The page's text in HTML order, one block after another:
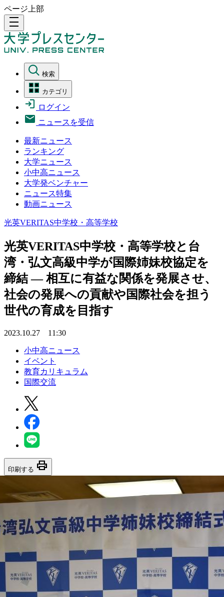
ページ上部
density_medium
検索
カテゴリ
ログイン
ニュースを受信
最新ニュース
ランキング
大学ニュース
小中高ニュース
大学発ベンチャー
ニュース特集
動画ニュース
光英VERITAS中学校・高等学校
光英VERITAS中学校・高等学校と台
湾・弘文高級中学が国際姉妹校協定を
締結 — 相互に有益な関係を発展させ、
社会の発展への貢献や国際社会を担う
世代の育成を目指す
2023.10.27 11:30
小中高ニュース
イベント
教育カリキュラム
国際交流
印刷する print